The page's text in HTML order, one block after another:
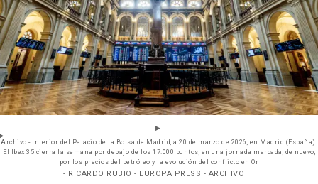
Archivo - Interior del Palacio de la Bolsa de Madrid, a 20 de marzo de 2026, en Madrid (España).
El Ibex 35 cierra la semana por debajo de los 17.000 puntos, en una jornada marcada, de nuevo,
por los precios del petróleo y la evolución del conflicto en Or
- RICARDO RUBIO - EUROPA PRESS - ARCHIVO